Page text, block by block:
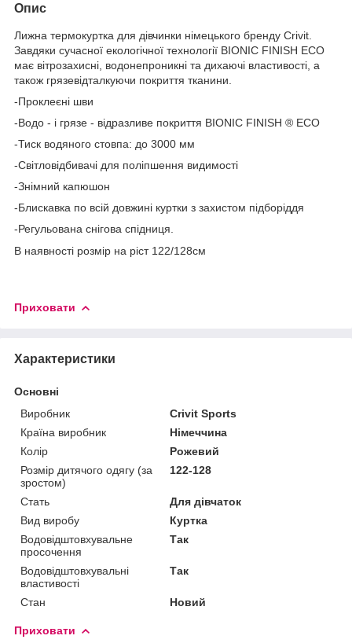
Опис
Лижна термокуртка для дівчинки німецького бренду Crivit.
Завдяки сучасної екологічної технології BIONIC FINISH ECO
має вітрозахисні, водонепроникні та дихаючі властивості, а
також грязевідталкуючи покриття тканини.
-Проклеєні шви
-Водо - і грязе - відразливе покриття BIONIC FINISH ® ECO
-Тиск водяного стовпа: до 3000 мм
-Світловідбивачі для поліпшення видимості
-Знімний капюшон
-Блискавка по всій довжині куртки з захистом підборіддя
-Регульована снігова спідниця.
В наявності розмір на ріст 122/128см
Приховати
Характеристики
Основні
Виробник
Crivit Sports
Країна виробник
Німеччина
Колір
Рожевий
Розмір дитячого одягу (за
зростом)
122-128
Стать
Для дівчаток
Вид виробу
Куртка
Водовідштовхувальне
просочення
Так
Водовідштовхувальні
властивості
Так
Стан Новий
Приховати